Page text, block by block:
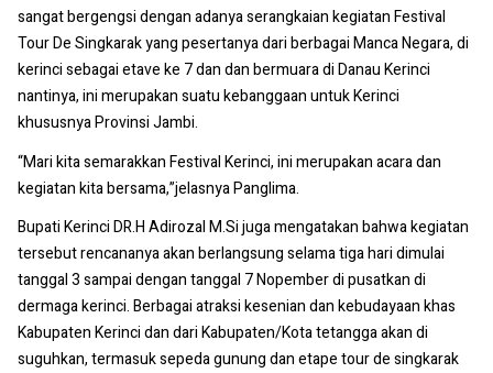
sangat bergengsi dengan adanya serangkaian kegiatan Festival
Tour De Singkarak yang pesertanya dari berbagai Manca Negara, di
kerinci sebagai etave ke 7 dan dan bermuara di Danau Kerinci
nantinya, ini merupakan suatu kebanggaan untuk Kerinci
khususnya Provinsi Jambi.
“Mari kita semarakkan Festival Kerinci, ini merupakan acara dan
kegiatan kita bersama,”jelasnya Panglima.
Bupati Kerinci DR.H Adirozal M.Si juga mengatakan bahwa kegiatan
tersebut rencananya akan berlangsung selama tiga hari dimulai
tanggal 3 sampai dengan tanggal 7 Nopember di pusatkan di
dermaga kerinci. Berbagai atraksi kesenian dan kebudayaan khas
Kabupaten Kerinci dan dari Kabupaten/Kota tetangga akan di
suguhkan, termasuk sepeda gunung dan etape tour de singkarak